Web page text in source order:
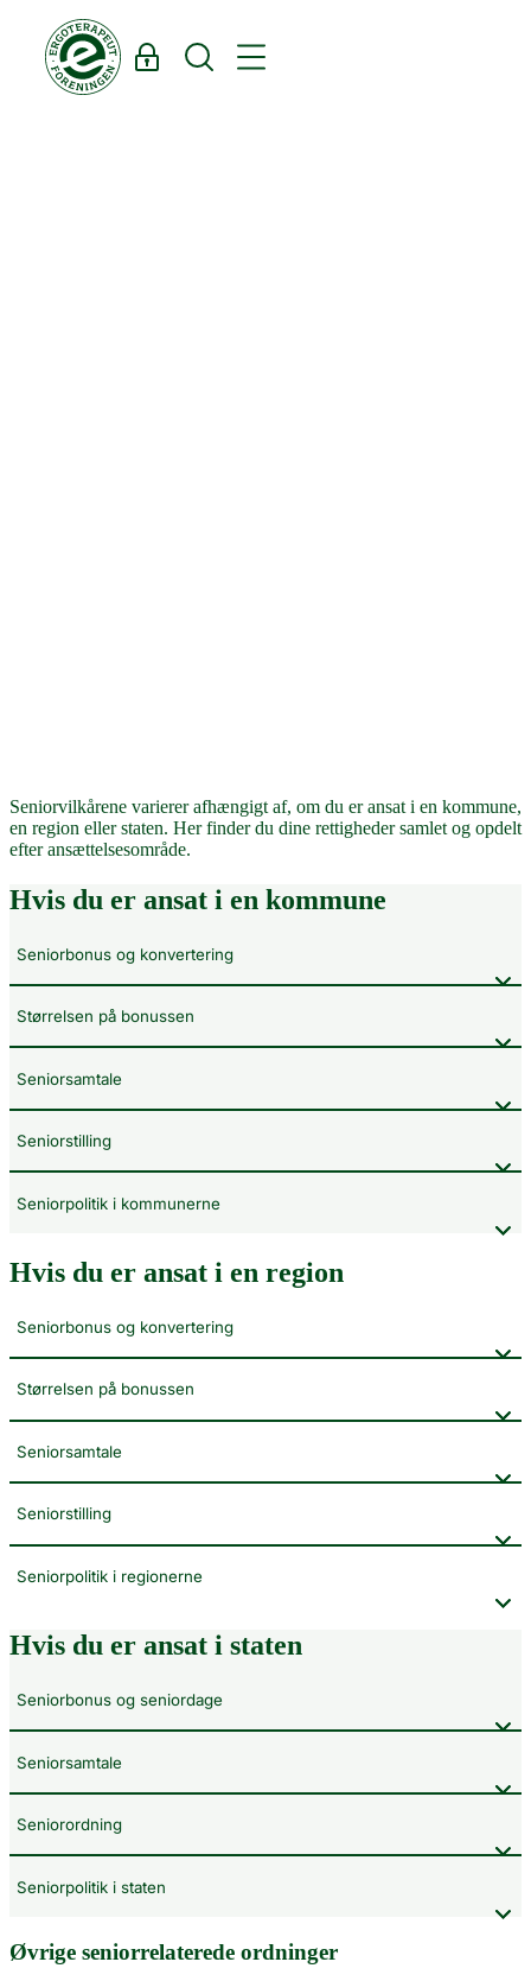
Log ind Søg
Seniorvilkårene varierer afhængigt af, om du er ansat i en kommune,
en region eller staten. Her finder du dine rettigheder samlet og opdelt
efter ansættelsesområde.
Hvis du er ansat i en kommune
Seniorbonus og konvertering
Størrelsen på bonussen
Seniorsamtale
Seniorstilling
Seniorpolitik i kommunerne
Hvis du er ansat i en region
Seniorbonus og konvertering
Størrelsen på bonussen
Seniorsamtale
Seniorstilling
Seniorpolitik i regionerne
Hvis du er ansat i staten
Seniorbonus og seniordage
Seniorsamtale
Seniorordning
Seniorpolitik i staten
Øvrige seniorrelaterede ordninger